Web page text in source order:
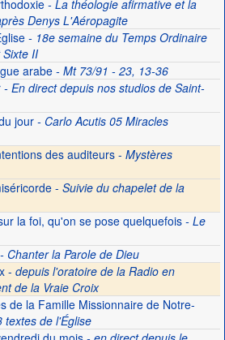
- La théologie afirmative et la
Denys L'Aéropagite
- 18e semaine du Temps Ordinaire
II
arabe- Mt 73/91 - 23, 13-36
- En direct depuis nos studios de Saint-
jour- Carlo Acutis 05 Miracles
des auditeurs - Mystères
- Suivie du chapelet de la
la foi, qu'on se pose quelquefois- Le
Chanter la Parole de Dieu
- depuis l'oratoire de la Radio en
de la Vraie Croix
de la Famille Missionnaire de Notre-
de l'Église